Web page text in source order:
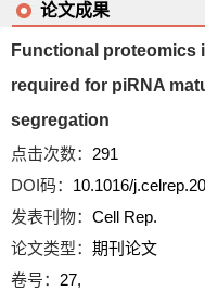
论文成果
Functional proteomics
required for piRNA
segregation
点击次数： 291
DOI码： 10.1016/
发表刊物：Cell Rep.
论文类型：期刊论文
卷号： 27,